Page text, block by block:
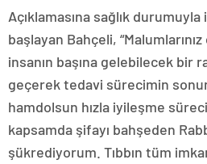
Açıklamasına sağlık
başlayan Bahçeli,
insanın başına gelebilecek bir
geçerek tedavi sürecimin
hamdolsun hızla iyileşme
kapsamda şifayı bahşeden
şükrediyorum. Tıbbın tüm